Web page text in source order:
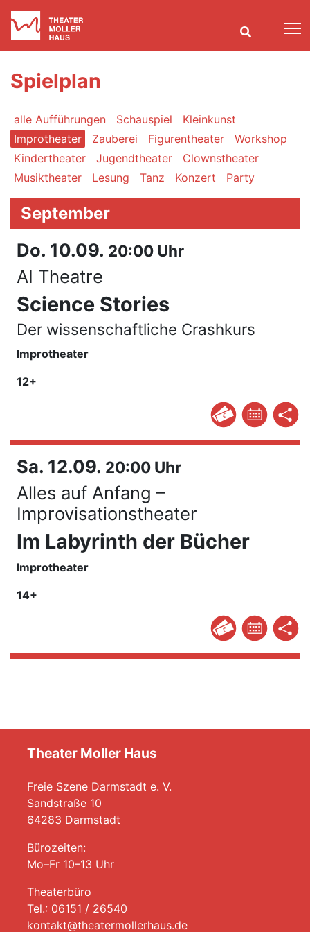
Spielplan
alle Aufführungen Schauspiel
Kleinkunst
Improtheater
Zauberei Figurentheater
Workshop
Kindertheater
Jugendtheater
Clownstheater
Musiktheater
Lesung Tanz Konzert Party
September
Do. 10.09. 20:00 Uhr
AI Theatre
Science Stories
Der wissenschaftliche Crashkurs
Improtheater
12+
Sa. 12.09. 20:00 Uhr
Alles auf Anfang –
Improvisationstheater
Im Labyrinth der Bücher
Improtheater
14+
Theater Moller Haus
Freie Szene Darmstadt e. V.
Sandstraße 10
64283 Darmstadt
Bürozeiten:
Mo–Fr 10–13 Uhr
Theaterbüro
Tel.: 06151 / 26540
kontakt@theatermollerhaus.de